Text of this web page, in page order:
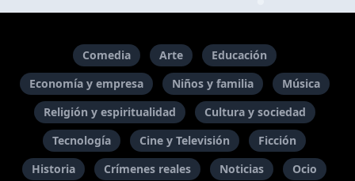
Comedia Arte
Educación
Economía y empresa
Niños y familia
Música
Religión y espiritualidad
Cultura y sociedad
Tecnología
Cine y Televisión
Ficción
Historia
Crímenes reales Noticias
Ocio